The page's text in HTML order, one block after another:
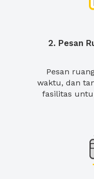
2. Pesan
Pesan
waktu, dan
fasilitas